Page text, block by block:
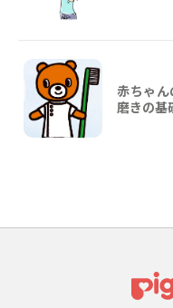
赤ちゃ
磨きの基